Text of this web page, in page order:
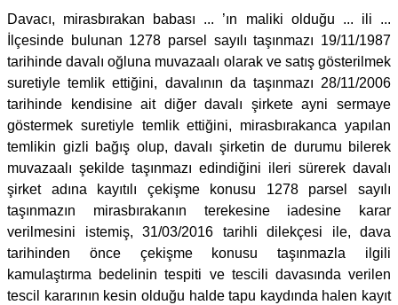
Davacı, mirasbırakan babası ... ’ın maliki olduğu ... ili ...
İlçesinde bulunan 1278 parsel sayılı taşınmazı 19/11/1987
tarihinde davalı oğluna muvazaalı olarak ve satış gösterilmek
suretiyle temlik ettiğini, davalının da taşınmazı 28/11/2006
tarihinde kendisine ait diğer davalı şirkete ayni sermaye
göstermek suretiyle temlik ettiğini, mirasbırakanca yapılan
temlikin gizli bağış olup, davalı şirketin de durumu bilerek
muvazaalı şekilde taşınmazı edindiğini ileri sürerek davalı
şirket adına kayıtılı çekişme konusu 1278 parsel sayılı
taşınmazın mirasbırakanın terekesine iadesine karar
verilmesini istemiş, 31/03/2016 tarihli dilekçesi ile, dava
tarihinden önce çekişme konusu taşınmazla ilgili
kamulaştırma bedelinin tespiti ve tescili davasında verilen
tescil kararının kesin olduğu halde tapu kaydında halen kayıt